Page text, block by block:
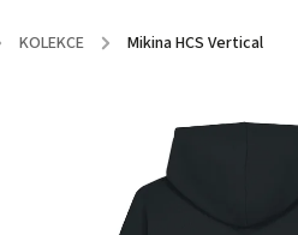
KOLEKCE / Mikina HCS Vertical